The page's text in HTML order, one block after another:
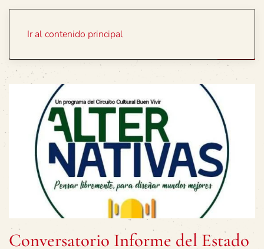
Ir al contenido principal
Conversatorio Informe del Estado